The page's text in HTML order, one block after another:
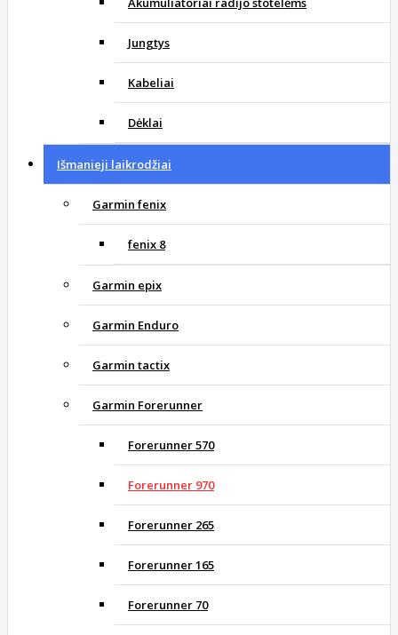
Jungtys
Kabeliai
Dėklai
Išmanieji laikrodžiai
Garmin fenix
fenix 8
Garmin epix
Garmin Enduro
Garmin tactix
Garmin Forerunner
Forerunner 570
Forerunner 970
Forerunner 265
Forerunner 165
Forerunner 70